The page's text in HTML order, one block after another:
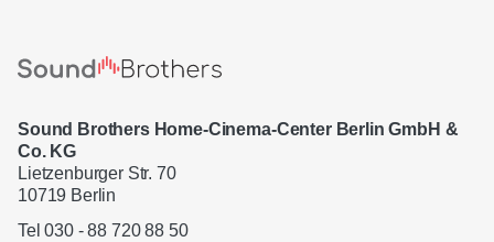
Sound Brothers Home-Cinema-Center Berlin GmbH &
Co. KG
Lietzenburger Str. 70
10719 Berlin
Tel 030 - 88 720 88 50